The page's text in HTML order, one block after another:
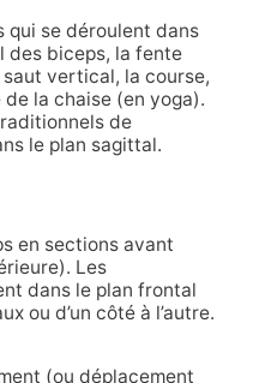
qui se déroulent dans
des biceps, la fente
vertical, la course,
la chaise (en yoga).
de
le plan sagittal.
en sections avant
Les
dans le plan frontal
ou d’un côté à l’autre.
(ou déplacement